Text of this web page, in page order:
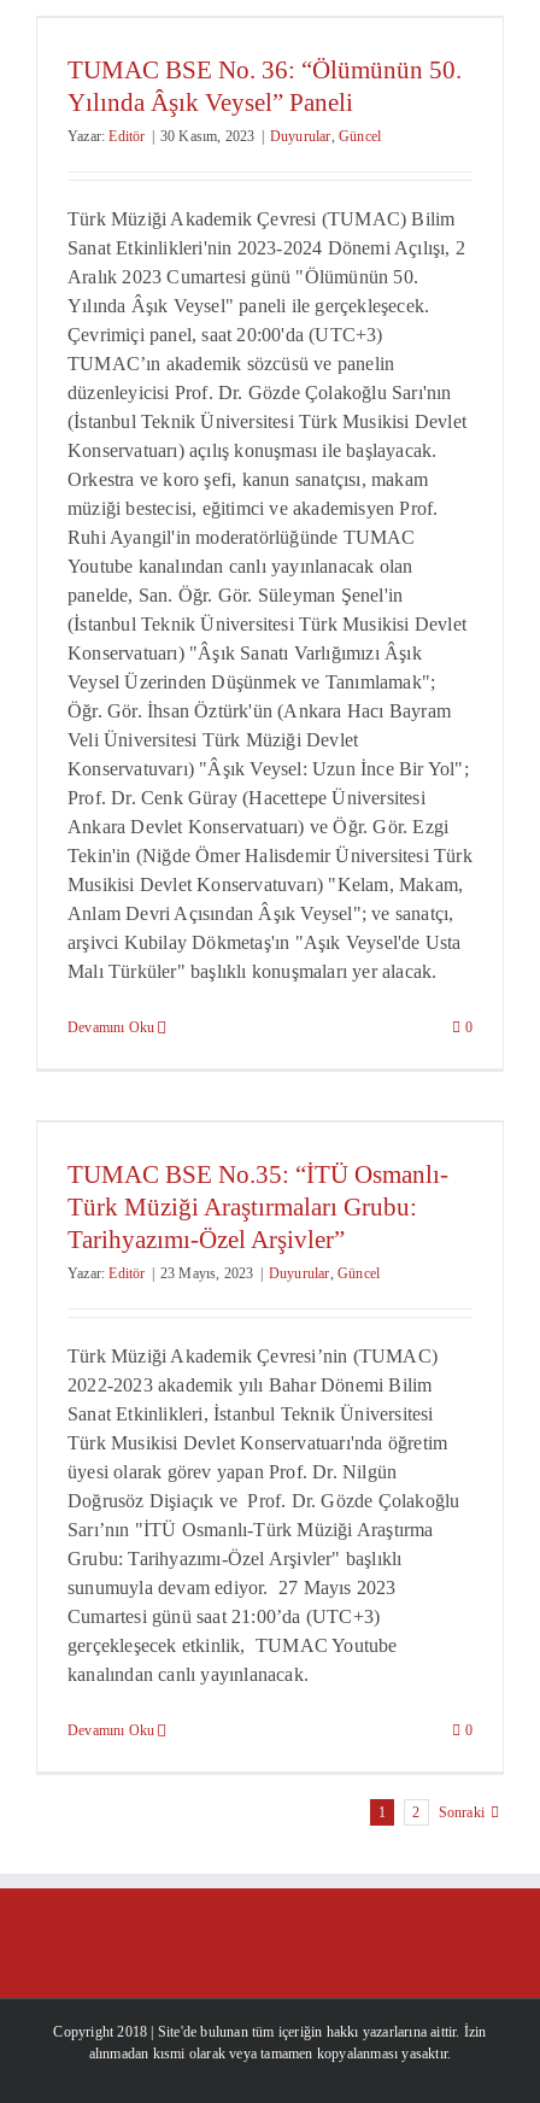
TUMAC BSE No. 36: “Ölümünün 50.
Yılında Âşık Veysel” Paneli
Yazar:Editör | 30 Kasım, 2023 | Duyurular,Güncel
Türk Müziği Akademik Çevresi (TUMAC) Bilim
Sanat Etkinlikleri'nin 2023-2024 Dönemi Açılışı, 2
Aralık 2023 Cumartesi günü "Ölümünün 50.
Yılında Âşık Veysel" paneli ile gerçekleşecek.
Çevrimiçi panel, saat 20:00'da (UTC+3)
TUMAC’ın akademik sözcüsü ve panelin
düzenleyicisi Prof. Dr. Gözde Çolakoğlu Sarı'nın
(İstanbul Teknik Üniversitesi Türk Musikisi Devlet
Konservatuarı) açılış konuşması ile başlayacak.
Orkestra ve koro şefi, kanun sanatçısı, makam
müziği bestecisi, eğitimci ve akademisyen Prof.
Ruhi Ayangil'in moderatörlüğünde TUMAC
Youtube kanalından canlı yayınlanacak olan
panelde, San. Öğr. Gör. Süleyman Şenel'in
(İstanbul Teknik Üniversitesi Türk Musikisi Devlet
Konservatuarı) "Âşık Sanatı Varlığımızı Âşık
Veysel Üzerinden Düşünmek ve Tanımlamak";
Öğr. Gör. İhsan Öztürk'ün (Ankara Hacı Bayram
Veli Üniversitesi Türk Müziği Devlet
Konservatuvarı) "Âşık Veysel: Uzun İnce Bir Yol";
Prof. Dr. Cenk Güray (Hacettepe Üniversitesi
Ankara Devlet Konservatuarı) ve Öğr. Gör. Ezgi
Tekin'in (Niğde Ömer Halisdemir Üniversitesi Türk
Musikisi Devlet Konservatuvarı) "Kelam, Makam,
Anlam Devri Açısından Âşık Veysel"; ve sanatçı,
arşivci Kubilay Dökmetaş'ın "Aşık Veysel'de Usta
Malı Türküler" başlıklı konuşmaları yer alacak.
Devamını Oku 0
TUMAC BSE No.35: “İTÜ Osmanlı-
Türk Müziği Araştırmaları Grubu:
Tarihyazımı-Özel Arşivler”
Yazar:Editör | 23 Mayıs, 2023 | Duyurular,Güncel
Türk Müziği Akademik Çevresi’nin (TUMAC)
2022-2023 akademik yılı Bahar Dönemi Bilim
Sanat Etkinlikleri, İstanbul Teknik Üniversitesi
Türk Musikisi Devlet Konservatuarı'nda öğretim
üyesi olarak görev yapan Prof. Dr. Nilgün
Doğrusöz Dişiaçık ve Prof. Dr. Gözde Çolakoğlu
Sarı’nın "İTÜ Osmanlı-Türk Müziği Araştırma
Grubu: Tarihyazımı-Özel Arşivler" başlıklı
sunumuyla devam ediyor. 27 Mayıs 2023
Cumartesi günü saat 21:00’da (UTC+3)
gerçekleşecek etkinlik, TUMAC Youtube
kanalından canlı yayınlanacak.
Devamını Oku 0
1 2 Sonraki
Copyright 2018 | Site'de bulunan tüm içeriğin hakkı yazarlarına aittir. İzin
alınmadan kısmi olarak veya tamamen kopyalanması yasaktır.